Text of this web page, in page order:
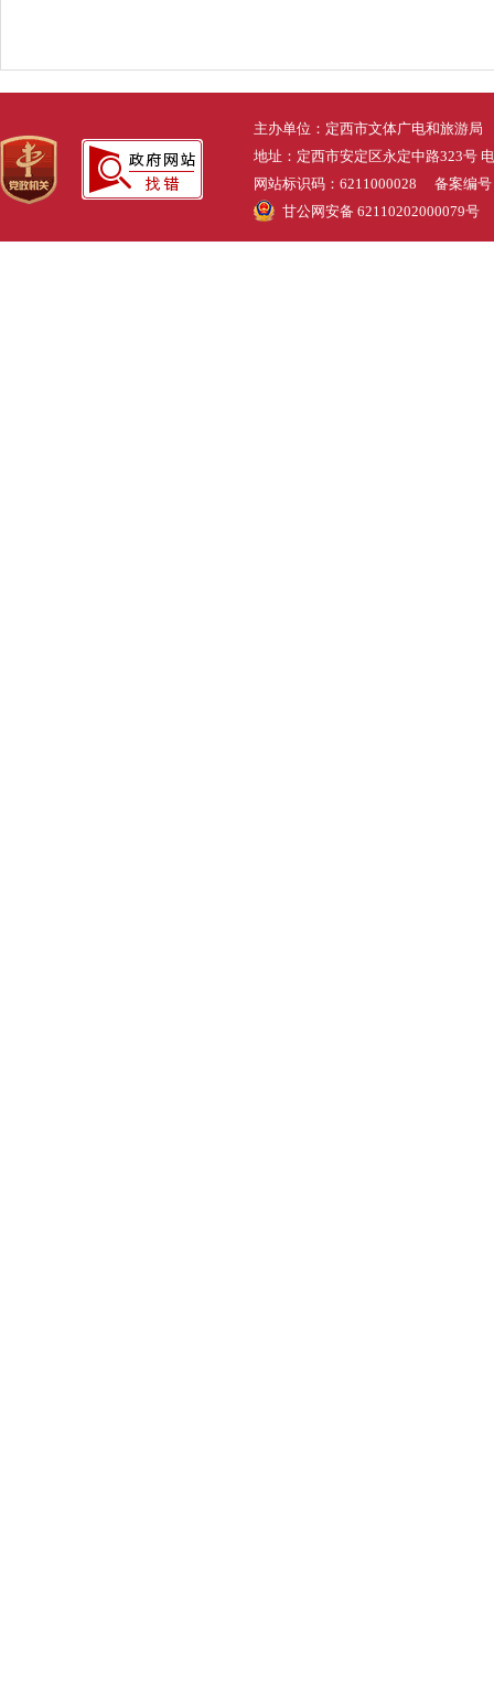
主办单位：定西市文体广电和旅游局
地址：定西市安定区永定中路323号
网站标识码：6211000028 备案编号
甘公网安备 62110202000079号